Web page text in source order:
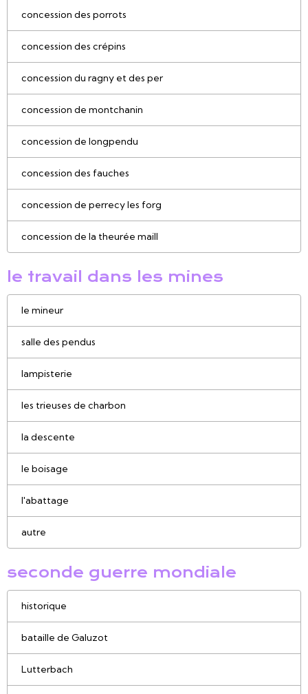
concession des porrots
concession des crépins
concession du ragny et des per
concession de montchanin
concession de longpendu
concession des fauches
concession de perrecy les forg
concession de la theurée maill
le travail dans les mines
le mineur
salle des pendus
lampisterie
les trieuses de charbon
la descente
le boisage
l'abattage
autre
seconde guerre mondiale
historique
bataille de Galuzot
Lutterbach